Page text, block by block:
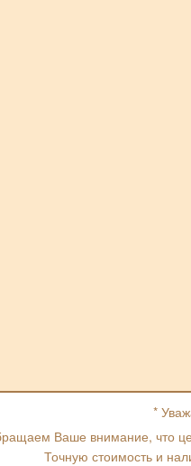
*
Ваше внимание, что
Точную стоимость и